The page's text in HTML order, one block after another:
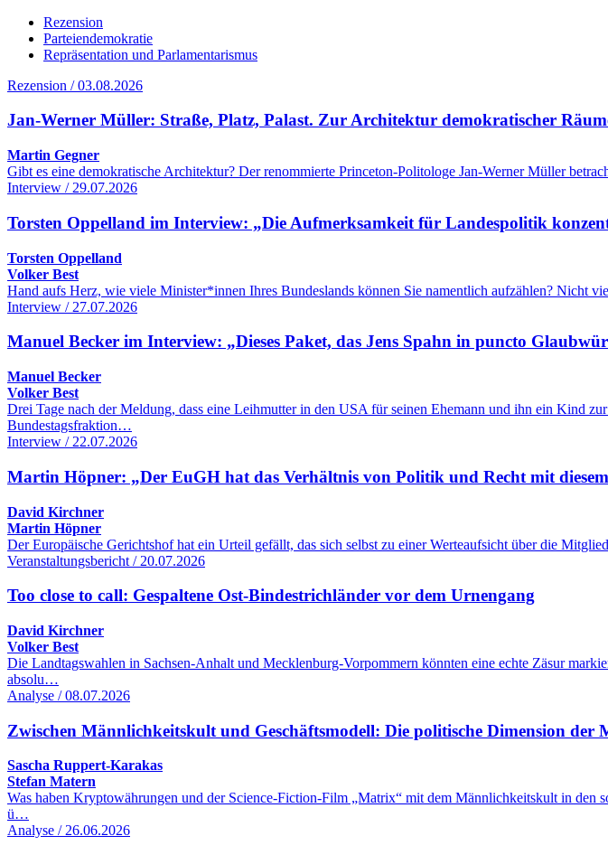
Rezension
Parteiendemokratie
Repräsentation und Parlamentarismus
Rezension / 03.08.2026
Jan-Werner Müller: Straße, Platz, Palast. Zur Architektur demokratischer
Martin Gegner
Gibt es eine demokratische Architektur? Der renommierte Princeton-Politologe Jan-Werner Müller
Interview / 29.07.2026
Torsten Oppelland im Interview: „Die Aufmerksamkeit für Landespolitik
Torsten Oppelland
Volker Best
Hand aufs Herz, wie viele Minister*innen Ihres Bundeslands können Sie namentlich aufzählen? Nicht
Interview / 27.07.2026
Manuel Becker im Interview: „Dieses Paket, das Jens Spahn in puncto
Manuel Becker
Volker Best
Drei Tage nach der Meldung, dass eine Leihmutter in den USA für seinen Ehemann und ihn ein Kind
Bundestagsfraktion…
Interview / 22.07.2026
Martin Höpner: „Der EuGH hat das Verhältnis von Politik und Recht mit
David Kirchner
Martin Höpner
Der Europäische Gerichtshof hat ein Urteil gefällt, das sich selbst zu einer Werteaufsicht über die
Veranstaltungsbericht / 20.07.2026
Too close to call: Gespaltene Ost-Bindestrichländer vor dem Urnengang
David Kirchner
Volker Best
Die Landtagswahlen in Sachsen-Anhalt und Mecklenburg-Vorpommern könnten eine echte Zäsur
absolu…
Analyse / 08.07.2026
Zwischen Männlichkeitskult und Geschäftsmodell: Die politische Dimension der
Sascha Ruppert-Karakas
Stefan Matern
Was haben Kryptowährungen und der Science-Fiction-Film „Matrix“ mit dem Männlichkeitskult in den
ü…
Analyse / 26.06.2026